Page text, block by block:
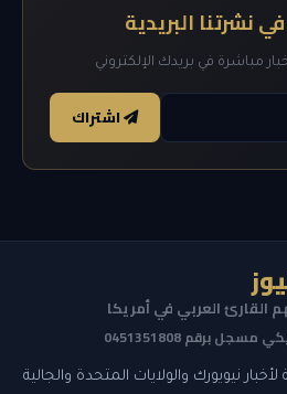
نشرتنا البريدية
مباشرة في بريدك الإلكتروني
اشتراك
القارئ العربي في أمريكا
برقم 0451351808
نيويورك والولايات المتحدة والجالية